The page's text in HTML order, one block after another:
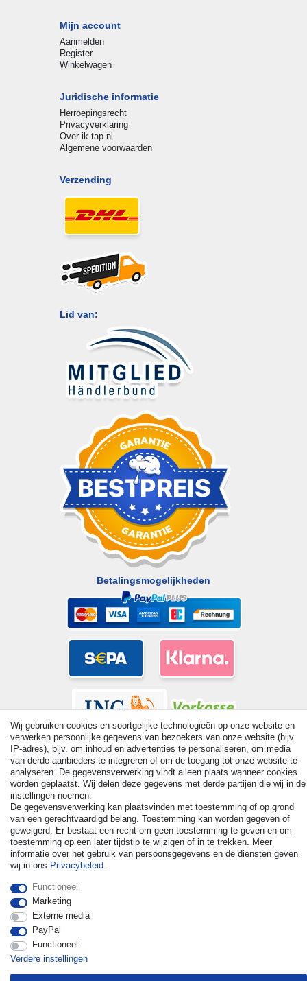
Mijn account
Aanmelden
Register
Winkelwagen
Juridische informatie
Herroepingsrecht
Privacyverklaring
Over ik-tap.nl
Algemene voorwaarden
Verzending
Lid van:
Betalingsmogelijkheden
© Copyright 2026 | Alle rechten voorbehouden. - All rights
| * Applies to deliveries to the UK!
Wij gebruiken cookies en soortgelijke technologieën op onze website en
verwerken persoonlijke gegevens van bezoekers van onze website (bijv.
IP-adres), bijv. om inhoud en advertenties te personaliseren, om media
van derde aanbieders te integreren of om de toegang tot onze website te
analyseren. De gegevensverwerking vindt alleen plaats wanneer cookies
worden geplaatst. Wij delen deze gegevens met derde partijen die wij in de
instellingen noemen.
De gegevensverwerking kan plaatsvinden met toestemming of op grond
van een gerechtvaardigd belang. Toestemming kan worden gegeven of
geweigerd. Er bestaat een recht om geen toestemming te geven en om
toestemming op een later tijdstip te wijzigen of in te trekken. Meer
informatie over het gebruik van persoonsgegevens en de diensten geven
wij in ons Privacybeleid.
Functioneel
Marketing
Externe media
PayPal
Functioneel
Verdere instellingen
Herroepingsrecht uitoefenen Contact